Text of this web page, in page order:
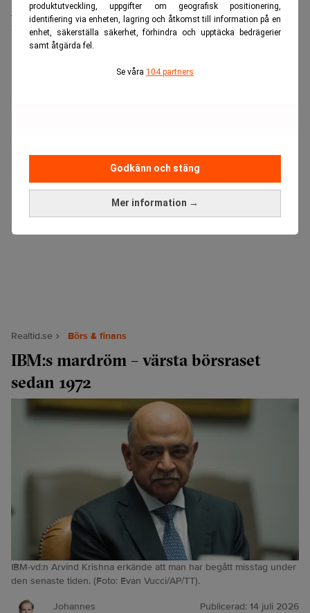
produktutveckling, uppgifter om geografisk positionering,
identifiering via enheten, lagring och åtkomst till information på en
enhet, säkerställa säkerhet, förhindra och upptäcka bedrägerier
samt åtgärda fel.
Se våra 104 partners
Mer information →
Godkänn och stäng
Medarbetare inom Intern styrning och kontroll till Alecta
Sista ansökningsdag:13/06/2026
Realtid.se Börs & finans
IBM:s mardröm – värsta börsraset
sedan 1972
IBM-vd:n Arvind Krishna erkände att man har begått misstag under
den senaste tiden. (Foto: Evan Vucci/AP/TT).
Johannes
Publicerad: 14 juli 2026